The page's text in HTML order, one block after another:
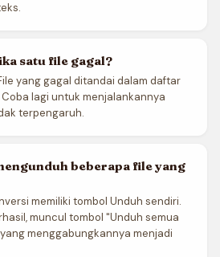
satu file gagal?
yang gagal ditandai dalam daftar
lagi untuk menjalankannya
terpengaruh.
beberapa file yang
memiliki tombol Unduh sendiri.
muncul tombol "Unduh semua
menggabungkannya menjadi